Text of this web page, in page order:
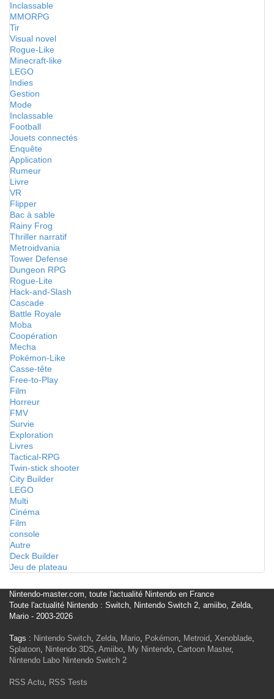
Inclassable
MMORPG
Tir
Visual novel
Rogue-Like
Minecraft-like
LEGO
Indies
Gestion
Mode
Inclassable
Football
Jouets connectés
Enquête
Application
Rumeur
Livre
VR
Flipper
Bac à sable
Rainy Frog
Thriller narratif
Metroidvania
Tower Defense
Dungeon RPG
Rogue-Lite
Hack-and-Slash
Cascade
Battle Royale
Moba
Coopération
Mecha
Pokémon-Like
Casse-tête
Free-to-Play
Film
Horreur
FMV
Survie
Exploration
Livres
Tactical-RPG
Twin-stick shooter
City Builder
LEGO
Multi
Cinéma
Film
console
Autre
Deck Builder
Jeu de plateau
Nintendo-master.com, toute l'actualité Nintendo en France
Toute l'actualité Nintendo : Switch, Nintendo Switch 2, amiibo, Zelda,
Mario - 2003-2026
Tags : Nintendo Switch, Zelda, Mario, Pokémon, Metroid, Xenoblade,
Splatoon, Nintendo 3DS, Amiibo, My Nintendo, Cartoon Master,
Nintendo Labo Nintendo Switch 2
RSS Actu, RSS Tests